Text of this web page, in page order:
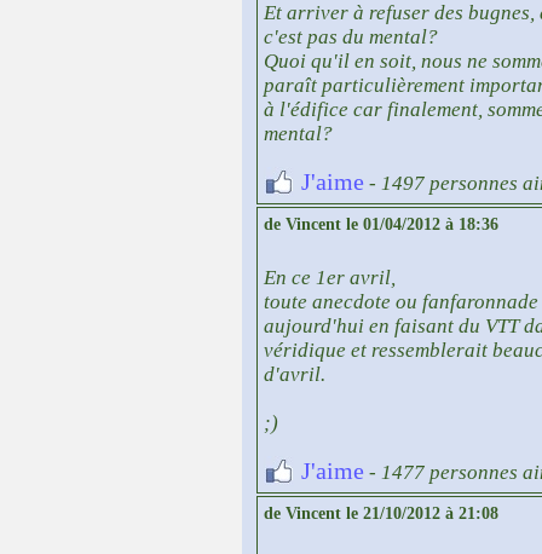
Et arriver à refuser des
c'est pas du mental?
Quoi qu'il en soit, nous ne
paraît particulièrement
à l'édifice car finalement,
mental?
J'aime - 1497 personnes
de Vincent le 01/04/2012 à 18:36
En ce 1er avril,
toute anecdote ou
aujourd'hui en faisant du VTT
véridique et ressemblerait
d'avril.
;)
J'aime - 1477 personnes
de Vincent le 21/10/2012 à 21:08